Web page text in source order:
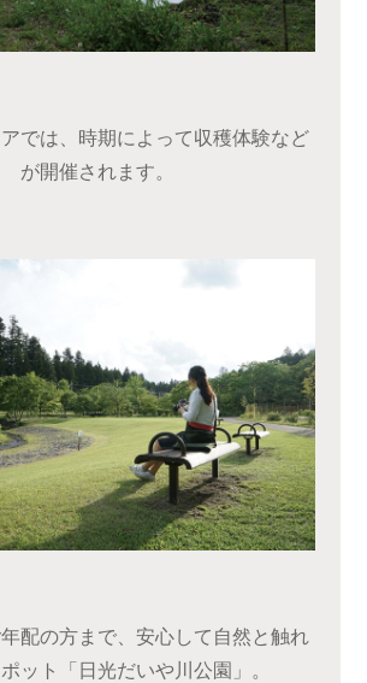
では、時期によって収穫体験など
が開催されます。
配の方まで、安心して自然と触れ
ット「日光だいや川公園」。